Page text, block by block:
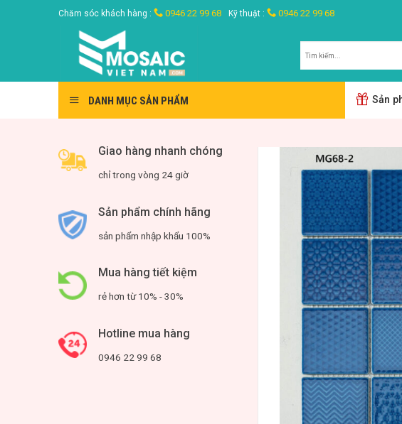
Chăm sóc khách hàng : 0946 22 99 68 Kỹ thuật : 0946 22 99 68
DANH MỤC SẢN PHẨM Sản
Giao hàng nhanh chóng
chỉ trong vòng 24 giờ
Sản phẩm chính hãng
sản phẩm nhập khẩu 100%
Mua hàng tiết kiệm
rẻ hơn từ 10% - 30%
Hotline mua hàng
0946 22 99 68